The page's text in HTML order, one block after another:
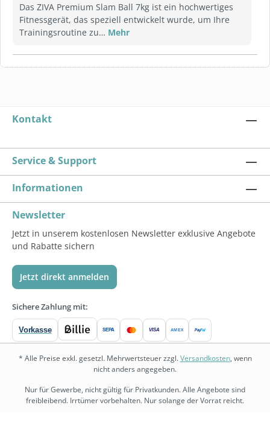
Das ZIVA Premium Slam Ball 7kg ist ein hochwertiges
Fitnessgerät, das speziell entwickelt wurde, um Ihre
Trainingsroutine zu… Mehr
Kontakt
Service & Support
Informationen
Newsletter
Jetzt in unserem kostenlosen Newsletter exklusive Angebote
und Rabatte sichern
Jetzt direkt anmelden
Sichere Zahlung mit:
Vorkasse SEPA VISA AMEX PayPal
* Alle Preise exkl. gesetzl. Mehrwertsteuer zzgl.Versandkosten, wenn
nicht anders angegeben.
Nur für Gewerbe, nicht gültig für Privatkunden. Alle Angebote sind
freibleibend. Irrtümer vorbehalten. Nur solange der Vorrat reicht.